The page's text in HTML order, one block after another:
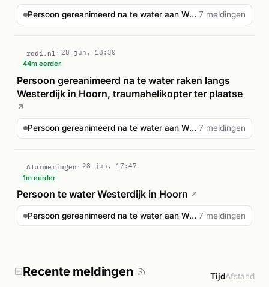
Persoon gereanimeerd na te water aan Westerdijk Hoorn 7 meldingen
rodi.nl
28 jun, 18:30
44m eerder
Persoon gereanimeerd na te water raken langs
Westerdijk in Hoorn, traumahelikopter ter plaatse
↗
Persoon gereanimeerd na te water aan Westerdijk Hoorn 7 meldingen
Alarmeringen
28 jun, 17:47
1m eerder
Persoon te water Westerdijk in Hoorn ↗
Persoon gereanimeerd na te water aan Westerdijk Hoorn 7 meldingen
Recente meldingen TijdAfstand